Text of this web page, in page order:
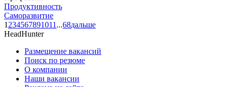
Продуктивность
Саморазвитие
1 234567891011 ...68дальше
HeadHunter
Размещение вакансий
Поиск по резюме
О компании
Наши вакансии